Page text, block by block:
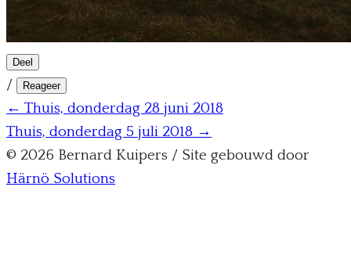
Deel
/ Reageer
← Thuis, donderdag 28 juni 2018
Thuis, donderdag 5 juli 2018 →
© 2026 Bernard Kuipers / Site gebouwd door
Härnö Solutions